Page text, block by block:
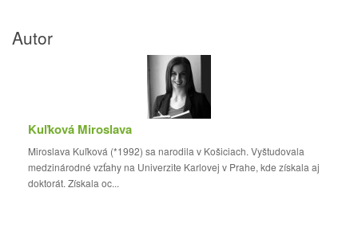
Autor
Kuľková Miroslava
Miroslava Kuľková (*1992) sa narodila v Košiciach. Vyštudovala
medzinárodné vzťahy na Univerzite Karlovej v Prahe, kde získala aj
doktorát. Získala oc...